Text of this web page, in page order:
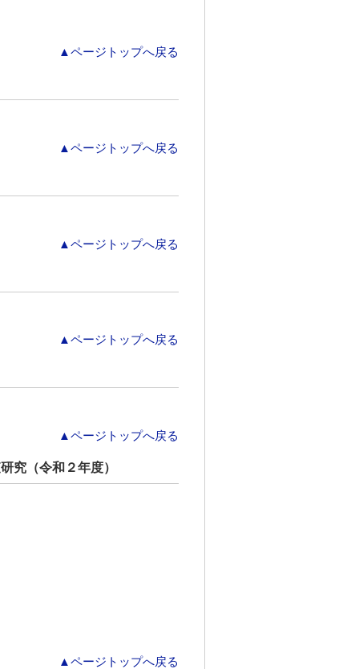
▲ページトップへ戻る
▲ページトップへ戻る
▲ページトップへ戻る
▲ページトップへ戻る
▲ページトップへ戻る
究（令和２年度）
▲ページトップへ戻る